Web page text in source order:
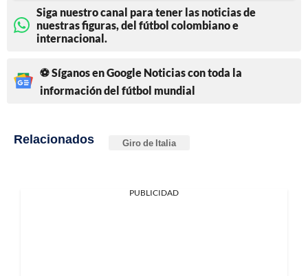
Siga nuestro canal para tener las noticias de
nuestras figuras, del fútbol colombiano e
internacional.
⚽ Síganos en Google Noticias con toda la
información del fútbol mundial
Relacionados Giro de Italia
PUBLICIDAD